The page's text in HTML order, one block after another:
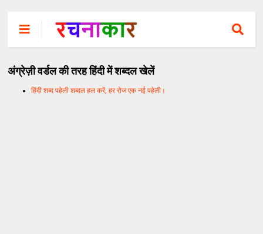
अंग्रेज़ी वर्डल की तरह हिंदी में शब्दल खेलें
हिंदी शब्द पहेली शब्दल हल करें, हर रोज एक नई पहेली।